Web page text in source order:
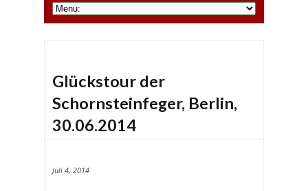
Glückstour der
Schornsteinfeger, Berlin,
30.06.2014
Juli 4, 2014